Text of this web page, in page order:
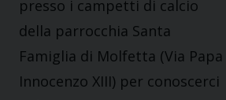
presso i campetti di calcio
della parrocchia Santa
Famiglia di Molfetta (Via Papa
Innocenzo XIII) per conoscerci